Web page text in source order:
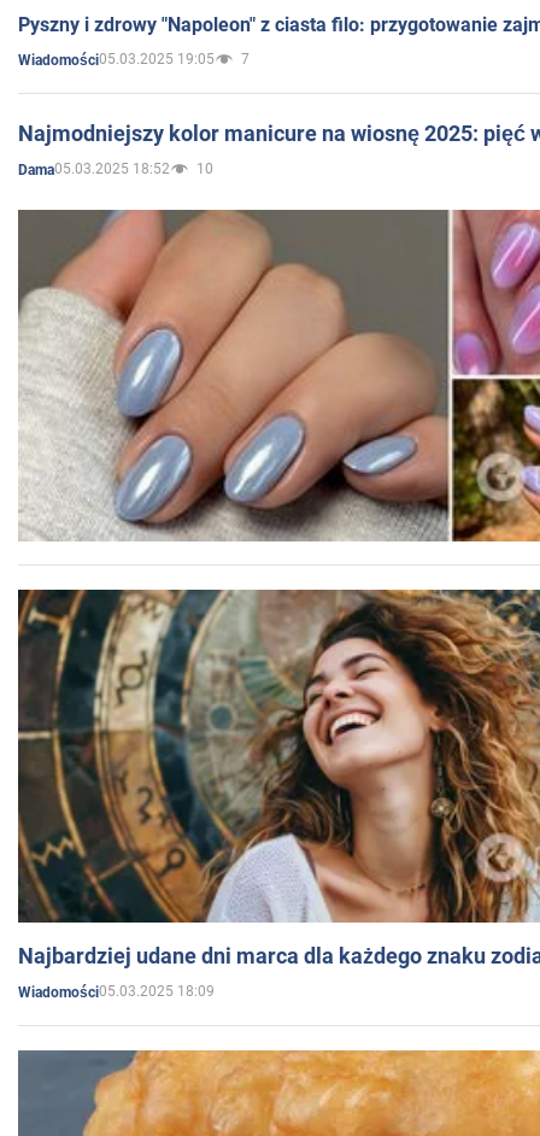
Pyszny i zdrowy "Napoleon" z ciasta filo: przygotowanie
Wiadomości05.03.2025 19:05 7
Najmodniejszy kolor manicure na wiosnę 2025: pięć
Dama05.03.2025 18:52 10
Najbardziej udane dni marca dla każdego znaku
Wiadomości05.03.2025 18:09